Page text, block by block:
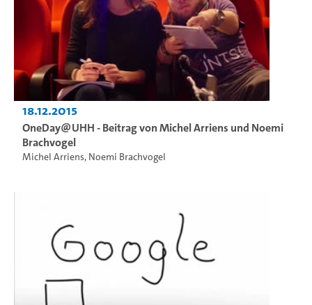
18.12.2015
OneDay@UHH - Beitrag von Michel Arriens und Noemi
Brachvogel
Michel Arriens, Noemi Brachvogel